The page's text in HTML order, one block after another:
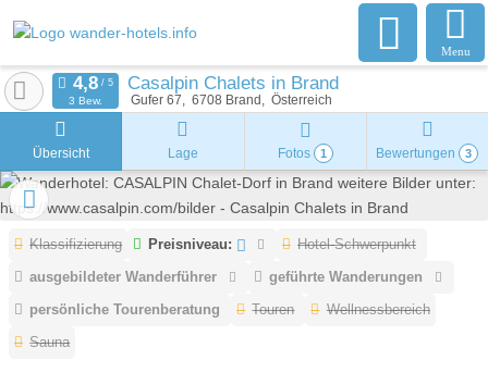
Menu
Casalpin Chalets in Brand
Gufer 67 6708 Brand Österreich
3 Bew.
Übersicht Lage Fotos 1 Bewertungen 3
Klassifizierung Preisniveau:
Hotel-Schwerpunkt
ausgebildeter Wanderführer
geführte Wanderungen
persönliche Tourenberatung
Touren
Wellnessbereich
Sauna